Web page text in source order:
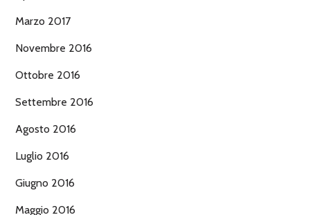
Marzo 2017
Novembre 2016
Ottobre 2016
Settembre 2016
Agosto 2016
Luglio 2016
Giugno 2016
Maggio 2016